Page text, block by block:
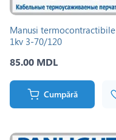
Manusi termocontractibile
1kv 3-70/120
85.00 MDL
Cumpără